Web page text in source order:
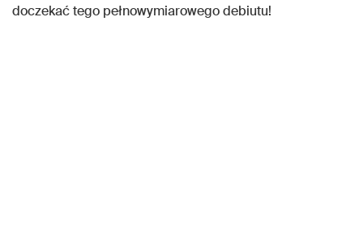
doczekać tego pełnowymiarowego debiutu!